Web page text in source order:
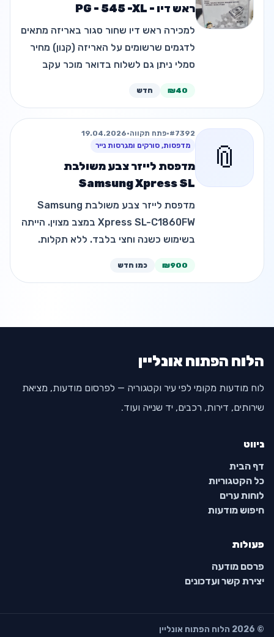
ראש דיו - PG - 545 -XL
למכירה ראש דיו שחור סגור באריזה מתאים
לדגמים שרשומים על האריזה (קנון) מחיר
סמלי ניתן גם לשלוח בדואר מוכר עקב
₪40 חדש
📎
#7392
•פתח תקווה•
19.04.2026
מדפסות, סורקים ומגרסות נייר
מדפסת לייזר צבע משולבת
Samsung Xpress SL
מדפסת לייזר צבע משולבת Samsung
Xpress SL-C1860FW במצב מצוין. הייתה
בשימוש כשנה וחצי בלבד. ללא תקלות.
₪900 כמו חדש
הלוח הפתוח אונליין
לוח מודעות מקומי לפי עיר וקטגוריה — לפרסום מודעות, מציאת
שירותים, דירות, רכבים, יד שנייה ועוד.
ניווט
דף הבית
כל הקטגוריות
לוחות ערים
חיפוש מודעות
פעולות
פרסם מודעה
יצירת קשר ועדכונים
© 2026 הלוח הפתוח אונליין